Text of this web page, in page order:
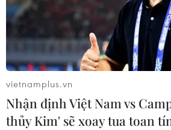
vietnamplus.vn
Nhận định Việt Nam vs
thủy Kim' sẽ xoay tua toan